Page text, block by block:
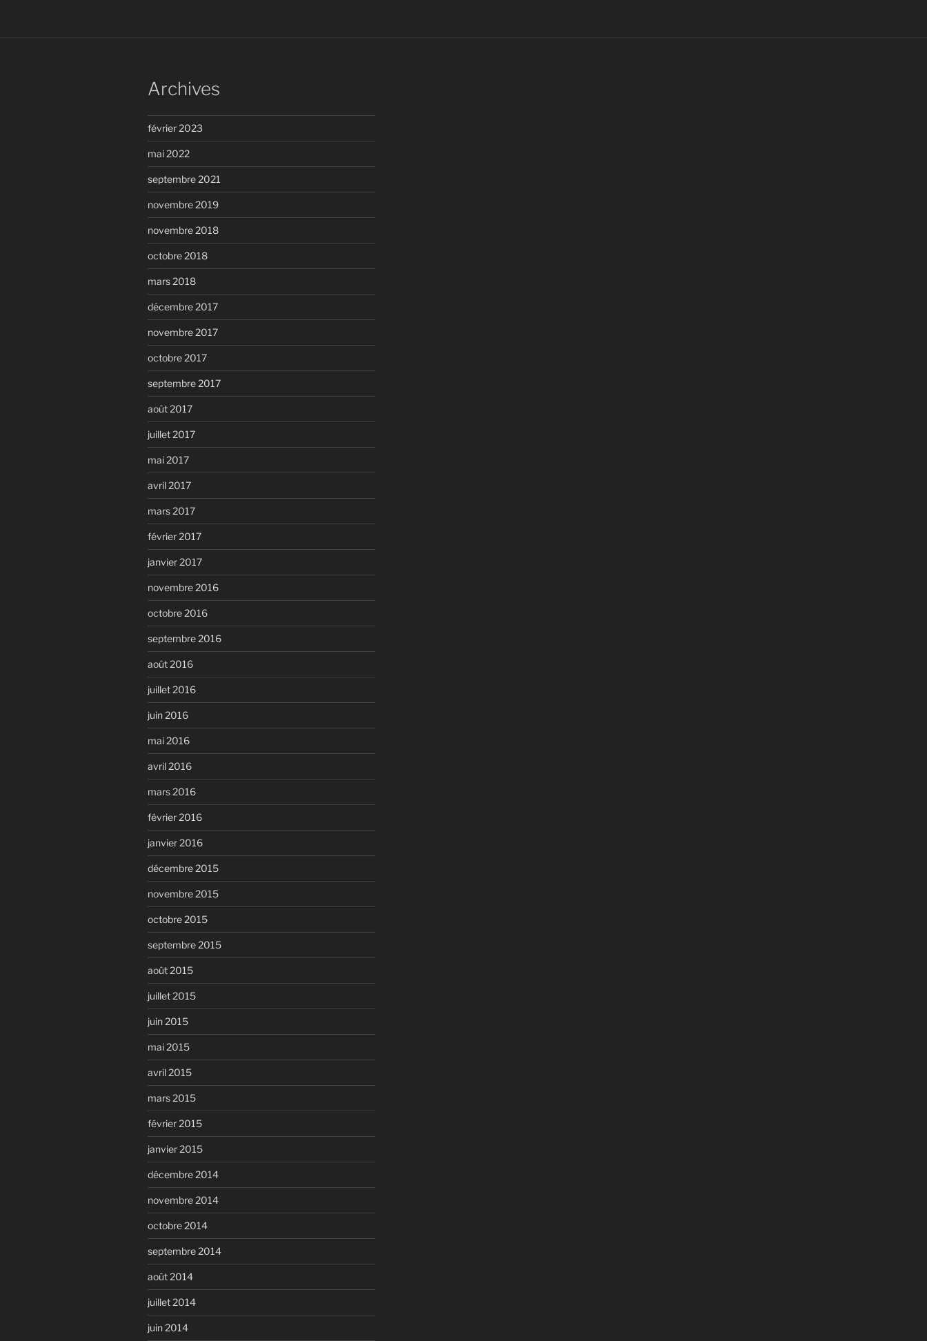
Archives
février 2023
mai 2022
septembre 2021
novembre 2019
novembre 2018
octobre 2018
mars 2018
décembre 2017
novembre 2017
octobre 2017
septembre 2017
août 2017
juillet 2017
mai 2017
avril 2017
mars 2017
février 2017
janvier 2017
novembre 2016
octobre 2016
septembre 2016
août 2016
juillet 2016
juin 2016
mai 2016
avril 2016
mars 2016
février 2016
janvier 2016
décembre 2015
novembre 2015
octobre 2015
septembre 2015
août 2015
juillet 2015
juin 2015
mai 2015
avril 2015
mars 2015
février 2015
janvier 2015
décembre 2014
novembre 2014
octobre 2014
septembre 2014
août 2014
juillet 2014
juin 2014